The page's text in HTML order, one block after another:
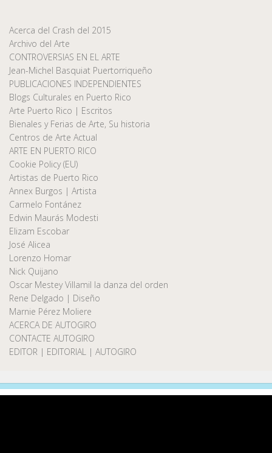
Acerca del Crash del 2015
Archivo del Arte
CONTROVERSIAS EN EL ARTE
Jean-Michel Basquiat Puertorriqueño
PUBLICACIONES INDEPENDIENTES
Blogs Culturales en Puerto Rico
Arte Puerto Rico | Escritos
Bienales y Ferias de Arte, Su historia
Centros de Arte Actual
ARTE EN PUERTO RICO
Cookie Policy (EU)
Artistas de Puerto Rico
Annex Burgos | Artista
Carmelo Fontánez
Edwin Maurás Modesti
Elizam Escobar
José Alicea
Lorenzo Homar
Nick Quijano
Oscar Mestey Villamil la danza del orden
Rene Delgado | Diseño
Marnie Pérez Moliere
ACERCA DE AUTOGIRO
CONTACTE AUTOGIRO
EDITOR | EDITORIAL | AUTOGIRO